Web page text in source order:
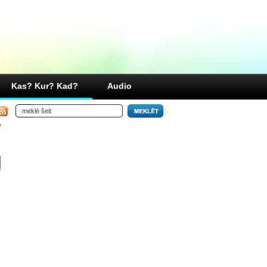
Kas? Kur? Kad? Audio